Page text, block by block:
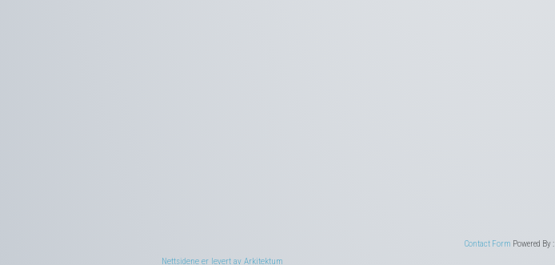
Contact Form Powered By :
Nettsidene er levert av Arkitektum